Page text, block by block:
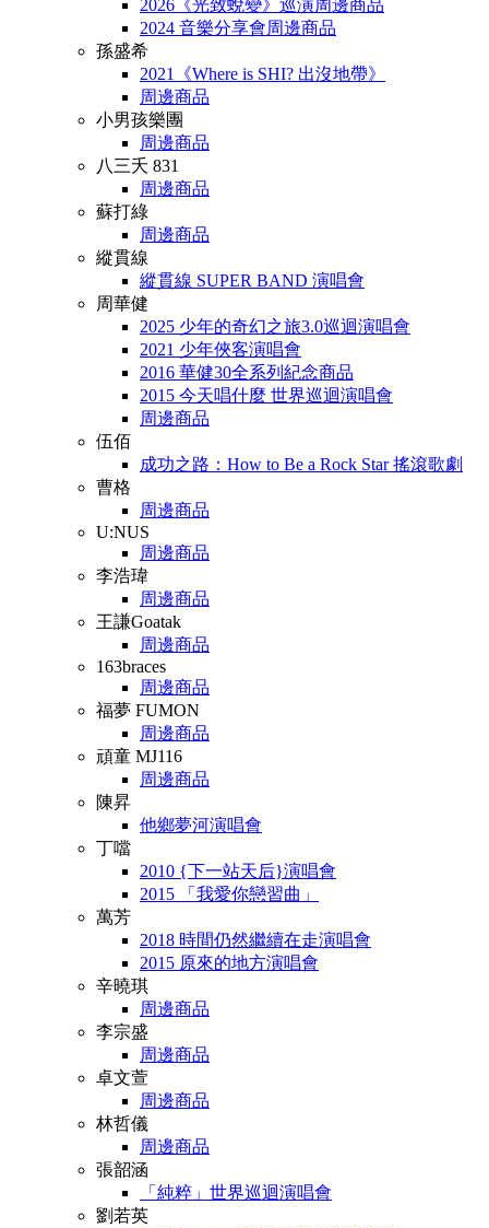
2026《光致蛻變》巡演周邊商品
2024 音樂分享會周邊商品
孫盛希
2021《Where is SHI? 出沒地帶》
周邊商品
小男孩樂團
周邊商品
八三夭 831
周邊商品
蘇打綠
周邊商品
縱貫線
縱貫線 SUPER BAND 演唱會
周華健
2025 少年的奇幻之旅3.0巡迴演唱會
2021 少年俠客演唱會
2016 華健30全系列紀念商品
2015 今天唱什麼 世界巡迴演唱會
周邊商品
伍佰
成功之路：How to Be a Rock Star 搖滾歌劇
曹格
周邊商品
U:NUS
周邊商品
李浩瑋
周邊商品
王謙Goatak
周邊商品
163braces
周邊商品
福夢 FUMON
周邊商品
頑童 MJ116
周邊商品
陳昇
他鄉夢河演唱會
丁噹
2010 {下一站天后}演唱會
2015 「我愛你戀習曲」
萬芳
2018 時間仍然繼續在走演唱會
2015 原來的地方演唱會
辛曉琪
周邊商品
李宗盛
周邊商品
卓文萱
周邊商品
林哲儀
周邊商品
張韶涵
「純粹」世界巡迴演唱會
劉若英